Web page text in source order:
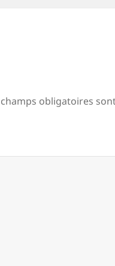
champs obligatoires